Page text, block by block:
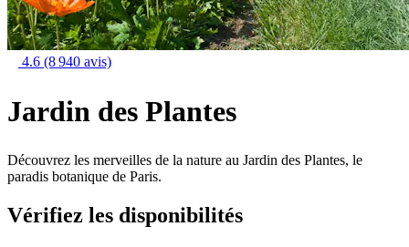
4.6 (8 940 avis)
Jardin des Plantes
Découvrez les merveilles de la nature au Jardin des Plantes, le
paradis botanique de Paris.
Vérifiez les disponibilités